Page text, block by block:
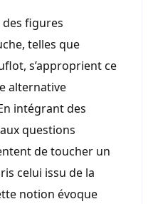
figures
telles que
s’approprient ce
alternative
intégrant des
questions
de toucher un
celui issu de la
notion évoque